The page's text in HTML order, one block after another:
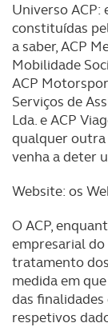
Universo ACP:
constituídas
a saber, ACP
Mobilidade
ACP
Serviços de
Lda. e ACP
qualquer outra
venha a deter
Website: os
O ACP,
empresarial do
tratamento
medida em
das
respetivos